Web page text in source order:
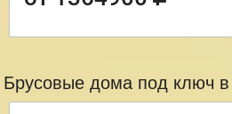
Брусовые дома под ключ